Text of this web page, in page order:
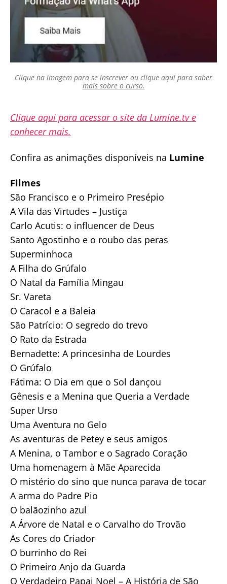
Clique na imagem para se inscrever ou clique aqui para saber
mais sobre o curso.
Clique aqui para acessar o site da Lumine.tv e
conhecer mais.
Confira as animações disponíveis na Lumine
Filmes
São Francisco e o Primeiro Presépio
A Vila das Virtudes – Justiça
Carlo Acutis: o influencer de Deus
Santo Agostinho e o roubo das peras
Superminhoca
A Filha do Grúfalo
O Natal da Família Mingau
Sr. Vareta
O Caracol e a Baleia
São Patrício: O segredo do trevo
O Rato da Estrada
Bernadette: A princesinha de Lourdes
O Grúfalo
Fátima: O Dia em que o Sol dançou
Gênesis e a Menina que Queria a Verdade
Super Urso
Uma Aventura no Gelo
As aventuras de Petey e seus amigos
A Menina, o Tambor e o Sagrado Coração
Uma homenagem à Mãe Aparecida
O mistério do sino que nunca parava de tocar
A arma do Padre Pio
O balãozinho azul
A Árvore de Natal e o Carvalho do Trovão
As Cores do Criador
O burrinho do Rei
O Primeiro Anjo da Guarda
O Verdadeiro Papai Noel – A História de São